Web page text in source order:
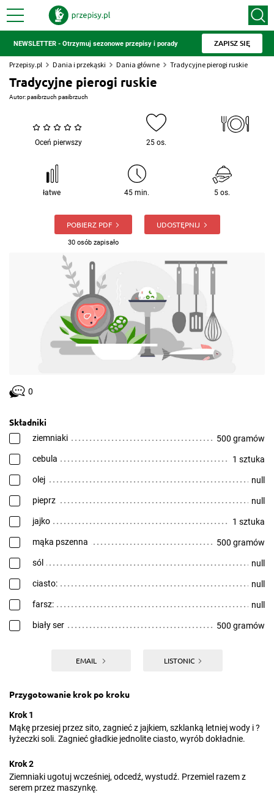
NEWSLETTER - Otrzymuj sezonowe przepisy i porady ZAPISZ SIĘ
Przepisy.pl Dania i przekąski Dania główne Tradycyjne pierogi ruskie
Tradycyjne pierogi ruskie
Autor:pasibrzuch pasibrzuch
Oceń pierwszy 25 os.
łatwe 45 min. 5 os.
POBIERZ PDF
30 osób zapisało
UDOSTĘPNIJ
0
Składniki
ziemniaki 500 gramów
cebula 1 sztuka
olej null
pieprz null
jajko 1 sztuka
mąka pszenna 500 gramów
sól null
ciasto: null
farsz: null
biały ser 500 gramów
EMAIL LISTONIC
Przygotowanie krok po kroku
Krok 1
Mąkę przesiej przez sito, zagnieć z jajkiem, szklanką letniej wody i ?
łyżeczki soli. Zagnieć gładkie jednolite ciasto, wyrób dokładnie.
Krok 2
Ziemniaki ugotuj wcześniej, odcedź, wystudź. Przemiel razem z
serem przez maszynkę.